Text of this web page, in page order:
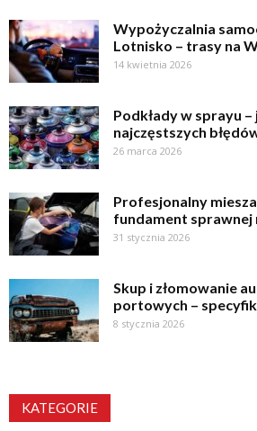
Wypożyczalnia
Lotnisko – trasy na
14 kwietnia 2026
Podkłady w sprayu –
najczęstszych
26 marca 2026
Profesjonalny
fundament sprawnej
31 stycznia 2026
Skup i złomowanie
portowych –
8 stycznia 2026
KATEGORIE